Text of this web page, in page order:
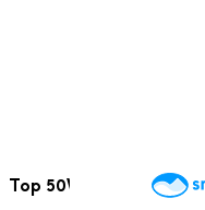
Top 50Webcams